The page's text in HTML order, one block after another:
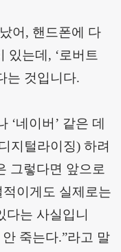
어 , 핸드폰에 다
있는데 , ‘로버트
는 것입니다.
‘네이버 ’ 같은 데
지털라이징) 하려
그렇다면 앞으로
이게도 실제로는
다는 사실입니
안 죽는다.”라고 말